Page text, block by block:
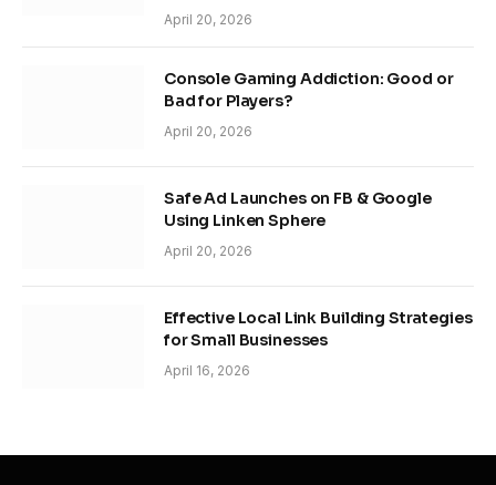
April 20, 2026
Console Gaming Addiction: Good or
Bad for Players?
April 20, 2026
Safe Ad Launches on FB & Google
Using Linken Sphere
April 20, 2026
Effective Local Link Building Strategies
for Small Businesses
April 16, 2026